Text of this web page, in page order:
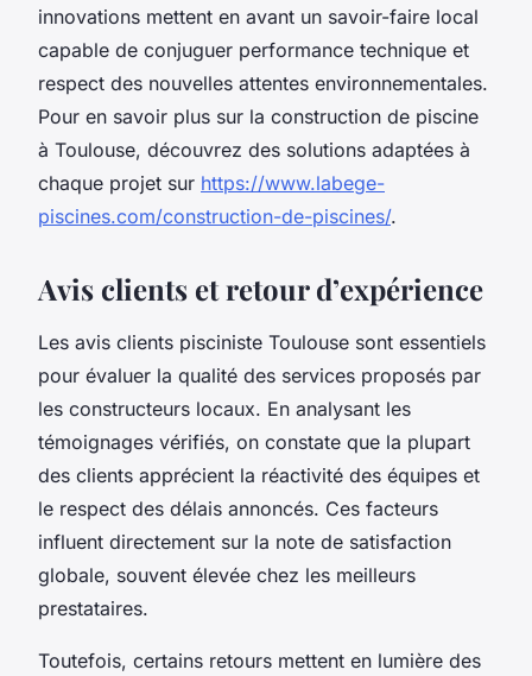
innovations mettent en avant un savoir-faire local
capable de conjuguer performance technique et
respect des nouvelles attentes environnementales.
Pour en savoir plus sur la construction de piscine
à Toulouse, découvrez des solutions adaptées à
chaque projet sur https://www.labege-
piscines.com/construction-de-piscines/.
Avis clients et retour d’expérience
Les avis clients pisciniste Toulouse sont essentiels
pour évaluer la qualité des services proposés par
les constructeurs locaux. En analysant les
témoignages vérifiés, on constate que la plupart
des clients apprécient la réactivité des équipes et
le respect des délais annoncés. Ces facteurs
influent directement sur la note de satisfaction
globale, souvent élevée chez les meilleurs
prestataires.
Toutefois, certains retours mettent en lumière des